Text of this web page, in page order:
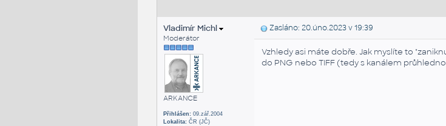
Vladimír Michl
Moderátor
ARKANCE
Přihlášen:09.zář.2004
Lokalita:ČR (JČ)
Zasláno: 20.úno.2023 v 19:39
Vzhledy asi máte dobře. Jak myslíte to
do PNG nebo TIFF (tedy s kanálem